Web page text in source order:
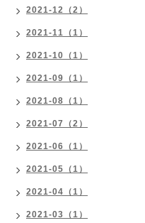
2021-12（2）
2021-11（1）
2021-10（1）
2021-09（1）
2021-08（1）
2021-07（2）
2021-06（1）
2021-05（1）
2021-04（1）
2021-03（1）